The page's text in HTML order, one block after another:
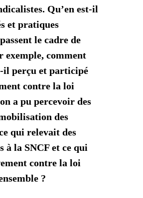
Qu’en est-il
et pratiques
le cadre de
exemple, comment
il perçu et participé
contre la loi
a pu percevoir des
des
qui relevait des
à la SNCF et ce qui
contre la loi
?